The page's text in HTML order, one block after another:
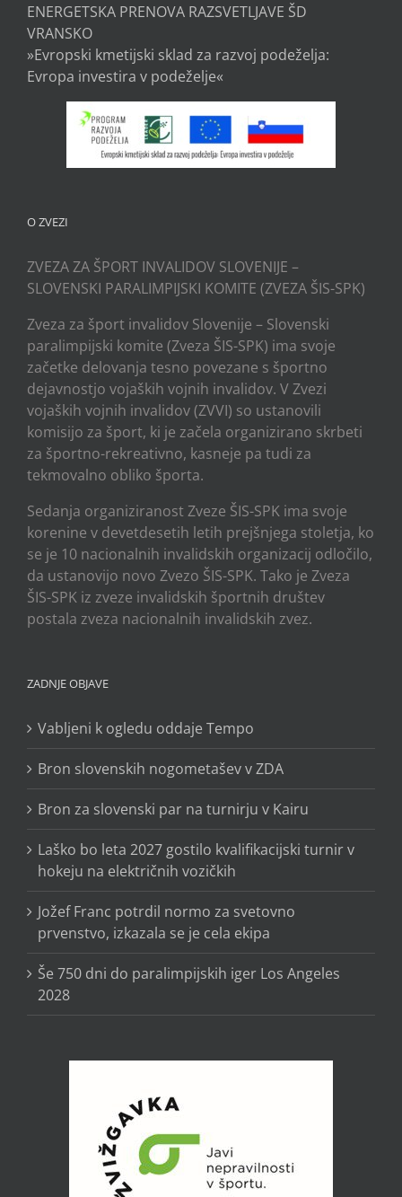
ENERGETSKA PRENOVA RAZSVETLJAVE ŠD
VRANSKO
»Evropski kmetijski sklad za razvoj podeželja:
Evropa investira v podeželje«
O ZVEZI
ZVEZA ZA ŠPORT INVALIDOV SLOVENIJE –
SLOVENSKI PARALIMPIJSKI KOMITE (ZVEZA ŠIS-SPK)
Zveza za šport invalidov Slovenije – Slovenski
paralimpijski komite (Zveza ŠIS-SPK) ima svoje
začetke delovanja tesno povezane s športno
dejavnostjo vojaških vojnih invalidov. V Zvezi
vojaških vojnih invalidov (ZVVI) so ustanovili
komisijo za šport, ki je začela organizirano skrbeti
za športno-rekreativno, kasneje pa tudi za
tekmovalno obliko športa.
Sedanja organiziranost Zveze ŠIS-SPK ima svoje
korenine v devetdesetih letih prejšnjega stoletja, ko
se je 10 nacionalnih invalidskih organizacij odločilo,
da ustanovijo novo Zvezo ŠIS-SPK. Tako je Zveza
ŠIS-SPK iz zveze invalidskih športnih društev
postala zveza nacionalnih invalidskih zvez.
ZADNJE OBJAVE
Vabljeni k ogledu oddaje Tempo
Bron slovenskih nogometašev v ZDA
Bron za slovenski par na turnirju v Kairu
Laško bo leta 2027 gostilo kvalifikacijski turnir v
hokeju na električnih vozičkih
Jožef Franc potrdil normo za svetovno
prvenstvo, izkazala se je cela ekipa
Še 750 dni do paralimpijskih iger Los Angeles
2028